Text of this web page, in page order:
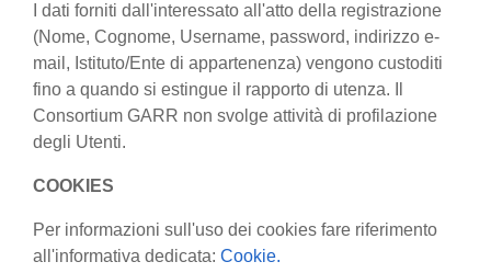
I dati forniti dall'interessato all'atto della registrazione
(Nome, Cognome, Username, password, indirizzo e-
mail, Istituto/Ente di appartenenza) vengono custoditi
fino a quando si estingue il rapporto di utenza. Il
Consortium GARR non svolge attività di profilazione
degli Utenti.
COOKIES
Per informazioni sull'uso dei cookies fare riferimento
all'informativa dedicata: Cookie.